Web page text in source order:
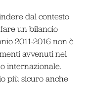
dal contesto
un bilancio
2011-2016 non è
avvenuti nel
internazionale.
più sicuro anche